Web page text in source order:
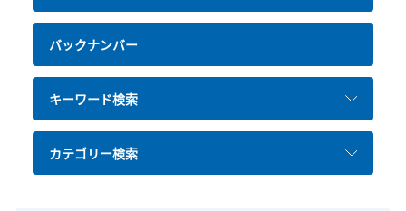
バックナンバー
キーワード検索
カテゴリー検索